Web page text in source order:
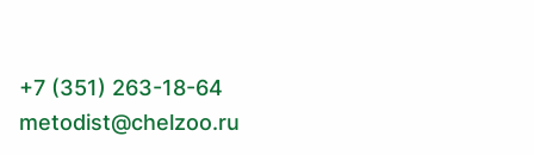
+7 (351) 263-18-64
metodist@chelzoo.ru